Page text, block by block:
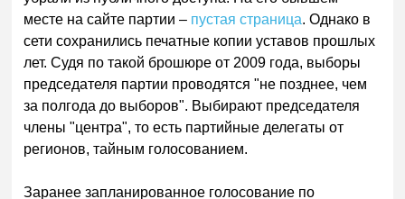
месте на сайте партии – пустая страница. Однако в
сети сохранились печатные копии уставов прошлых
лет. Судя по такой брошюре от 2009 года, выборы
председателя партии проводятся "не позднее, чем
за полгода до выборов". Выбирают председателя
члены "центра", то есть партийные делегаты от
регионов, тайным голосованием.
Заранее запланированное голосование по